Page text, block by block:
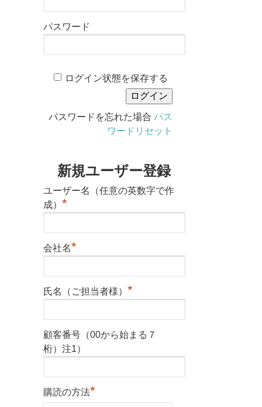
パスワード
ログイン状態を保存する
パスワードを忘れた場合 パス
ワードリセット
新規ユーザー登録
ユーザー名（任意の英数字で作
成） *
会社名*
氏名（ご担当者様） *
顧客番号（00から始まる７
桁）注1）
購読の方法*